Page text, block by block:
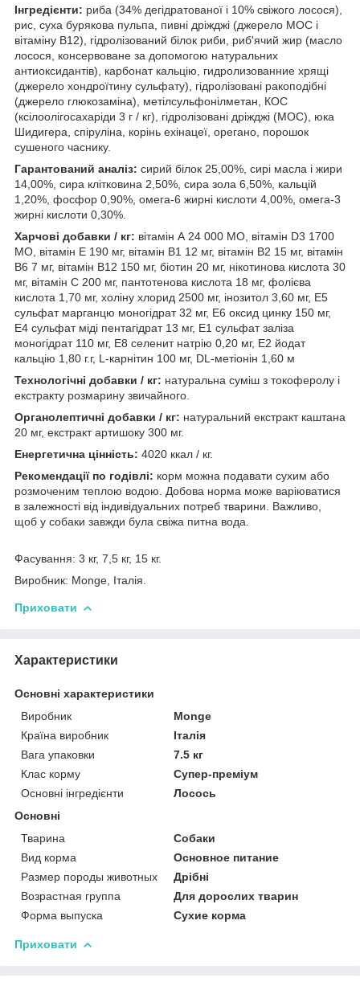
Інгредієнти: риба (34% дегідратованої і 10% свіжого лосося),
рис, суха бурякова пульпа, пивні дріжджі (джерело МОС і
вітаміну B12), гідролізований білок риби, риб'ячий жир (масло
лосося, консервоване за допомогою натуральних
антиоксидантів), карбонат кальцію, гидролизованние хрящі
(джерело хондроїтину сульфату), гідролізовані ракоподібні
(джерело глюкозаміна), метілсульфонілметан, КОС
(ксілоолігосахаріди 3 г / кг), гідролізовані дріжджі (МОС), юка
Шидигера, спіруліна, корінь ехінацеї, орегано, порошок
сушеного часнику.
Гарантований аналіз: сирий білок 25,00%, сирі масла і жири
14,00%, сира клітковина 2,50%, сира зола 6,50%, кальцій
1,20%, фосфор 0,90%, омега-6 жирні кислоти 4,00%, омега-3
жирні кислоти 0,30%.
Харчові добавки / кг: вітамін А 24 000 МО, вітамін D3 1700
МО, вітамін Е 190 мг, вітамін В1 12 мг, вітамін В2 15 мг, вітамін
В6 7 мг, вітамін В12 150 мг, біотин 20 мг, нікотинова кислота 30
мг, вітамін С 200 мг, пантотенова кислота 18 мг, фолієва
кислота 1,70 мг, холіну хлорид 2500 мг, інозитол 3,60 мг, Е5
сульфат марганцю моногідрат 32 мг, Е6 оксид цинку 150 мг,
Е4 сульфат міді пентагідрат 13 мг, Е1 сульфат заліза
моногідрат 110 мг, Е8 селенит натрію 0,20 мг, Е2 йодат
кальцію 1,80 г.г, L-карнітин 100 мг, DL-метіонін 1,60 м
Технологічні добавки / кг: натуральна суміш з токоферолу і
екстракту розмарину звичайного.
Органолептичні добавки / кг: натуральний екстракт каштана
20 мг, екстракт артишоку 300 мг.
Енергетична цінність: 4020 ккал / кг.
Рекомендації по годівлі: корм можна подавати сухим або
розмоченим теплою водою. Добова норма може варіюватися
в залежності від індивідуальних потреб тварини. Важливо,
щоб у собаки завжди була свіжа питна вода.
Фасування: 3 кг, 7,5 кг, 15 кг.
Виробник: Monge, Італія.
Приховати
Характеристики
Основні характеристики
Виробник
Monge
Країна виробник
Італія
Вага упаковки
7.5 кг
Клас корму
Супер-преміум
Основні інгредієнти
Лосось
Основні
Тварина
Собаки
Вид корма
Основное питание
Размер породы животных
Дрібні
Возрастная группа
Для дорослих тварин
Форма выпуска
Сухие корма
Приховати